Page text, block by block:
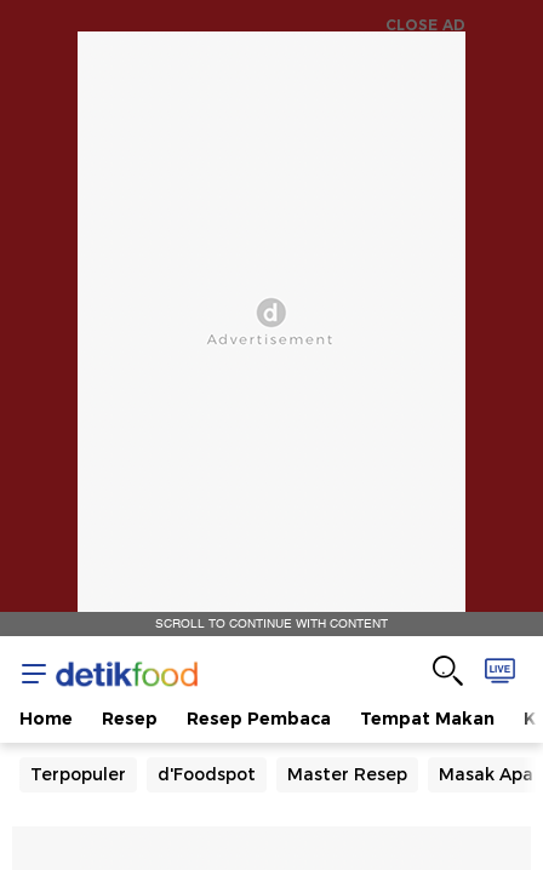
CLOSE AD
SCROLL TO CONTINUE WITH CONTENT
Home Resep Resep Pembaca Tempat Makan
Terpopuler d'Foodspot Master Resep Masak Apa